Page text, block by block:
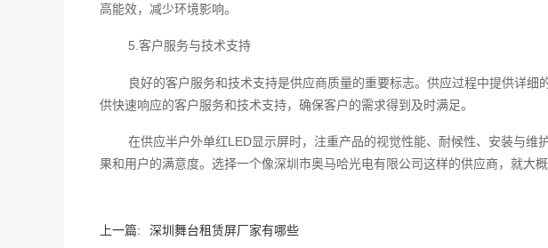
高能效，减少环境影响。
5.客户服务与技术支持
良好的客户服务和技术支持是供应商质量的重要标志。供应过程中提供详
供快速响应的客户服务和技术支持，确保客户的需求得到及时满足。
在供应半户外单红LED显示屏时，注重产品的视觉性能、耐候性、安装与
果和用户的满意度。选择一个像深圳市奥马哈光电有限公司这样的供应商，就大
上一篇:
深圳舞台租赁屏厂家有哪些